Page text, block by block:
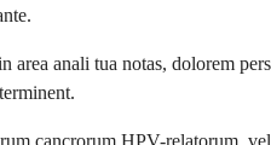
area anali tua notas, dolorem